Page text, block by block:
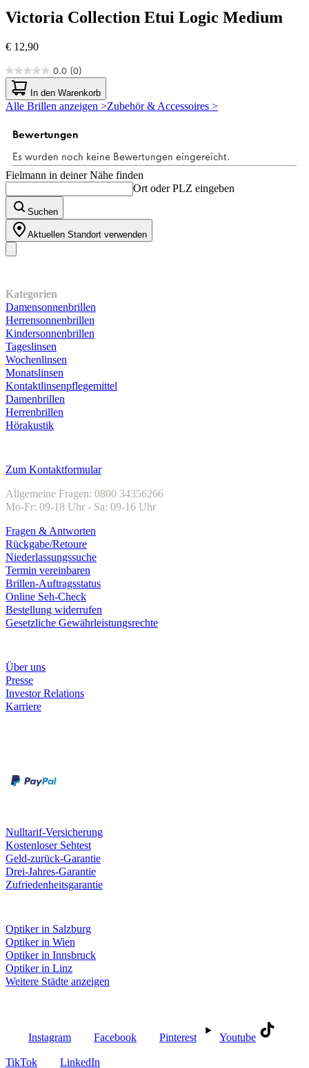
Victoria Collection Etui Logic Medium
€ 12,90
0.0 (0)
0.0
von
5
Sternen.
In den Warenkorb
Alle Brillen anzeigen >Zubehör & Accessoires >
Fielmann in deiner Nähe finden
Ort oder PLZ eingeben
Suchen
Aktuellen Standort verwenden
Kategorien
Damensonnenbrillen
Herrensonnenbrillen
Kindersonnenbrillen
Tageslinsen
Wochenlinsen
Monatslinsen
Kontaktlinsenpflegemittel
Damenbrillen
Herrenbrillen
Hörakustik
Zum Kontaktformular
Allgemeine Fragen: 0800 34356266
Mo-Fr: 09-18 Uhr - Sa: 09-16 Uhr
Fragen & Antworten
Rückgabe/Retoure
Niederlassungssuche
Termin vereinbaren
Brillen-Auftragsstatus
Online Seh-Check
Bestellung widerrufen
Gesetzliche Gewährleistungsrechte
Über uns
Presse
Investor Relations
Karriere
Nulltarif-Versicherung
Kostenloser Sehtest
Geld-zurück-Garantie
Drei-Jahres-Garantie
Zufriedenheitsgarantie
Optiker in Salzburg
Optiker in Wien
Optiker in Innsbruck
Optiker in Linz
Weitere Städte anzeigen
Instagram Facebook Pinterest Youtube
TikTok LinkedIn